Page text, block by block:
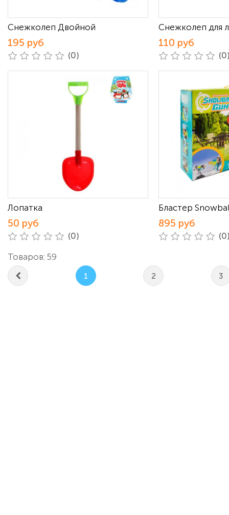
Снежколеп Двойной
195 руб
(0)
Снежколеп для
110 руб
Лопатка
50 руб
(0)
Бластер
895 руб
Товаров: 59
1 2 3